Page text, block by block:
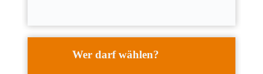
Wer darf wählen?